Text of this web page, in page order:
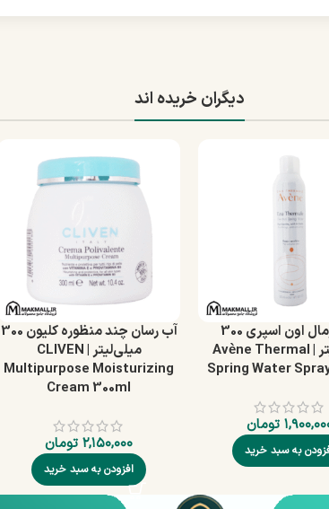
دیگران خریده اند
آب ترمال اون اسپری 300
میلی‌لیتر | Avène Thermal
Spring Water
تومان
به سبد خرید
آب رسان چند منظوره کلیون 300
میلی‌لیتر | CLIVEN
Multipurpose Moisturizing
Cream 300ml
۲,۱۵۰,۰۰۰ تومان
افزودن به سبد خرید